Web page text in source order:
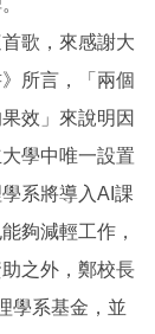
歌，來感謝大
所言，「兩個
效」來說明因
學中唯一設置
系將導入AI課
夠減輕工作，
之外，鄭校長
學系基金，並